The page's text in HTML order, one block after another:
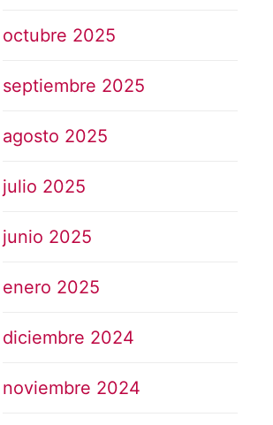
octubre 2025
septiembre 2025
agosto 2025
julio 2025
junio 2025
enero 2025
diciembre 2024
noviembre 2024